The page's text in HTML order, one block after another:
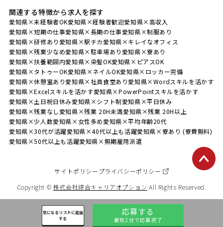
応募する
最短2分で応募完了
気になるリストに追加
する
関連する特徴から求人を探す
愛知県×未経験者OK愛知県×経験者歓迎愛知県×高収入
愛知県×短期の仕事愛知県×長期の仕事愛知県×制服あり
愛知県×研修あり 愛知県×駅チカ 愛知県×キレイなオフィス
愛知県×残業少なめ愛知県×駐車場あり 愛知県×寮あり
愛知県×扶養範囲内愛知県×染髪OK愛知県×ピアスOK
愛知県×タトゥーOK愛知県×ネイルOK愛知県×ロッカー完備
愛知県×休憩室あり愛知県×社員食堂あり愛知県×Wordスキルを活かす
愛知県×Excelスキルを活かす愛知県×PowerPointスキルを活かす
愛知県×土日祝日休み愛知県×シフト制愛知県×平日休み
愛知県×残業なし愛知県×残業 20H未満愛知県×残業 20H以上
愛知県×少人数愛知県×女性多め愛知県×平均年齢20代
愛知県×30代が活躍愛知県×40代以上も活躍愛知県×寮あり (寮費無料)
愛知県×50代以上も活躍愛知県×無期雇用派遣
サイトポリシープライバシーポリシー
Copyright © 株式会社綜合キャリアオプション All Rights Reserved.